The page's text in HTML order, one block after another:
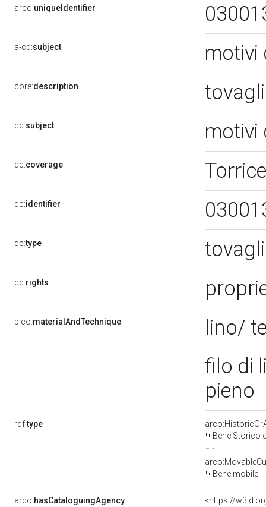
arco:uniqueIdentifier
a-cd:subject motivi
core:description
dc:subject motivi
dc:coverage
dc:identifier
dc:type
dc:rights
pico:materialAndTechnique
lino/
filo di
pieno
rdf:type
Bene Storico
Bene mobile
arco:hasCataloguingAgency
<https://